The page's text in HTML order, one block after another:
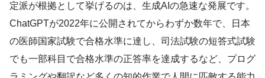
定派が根拠として挙げるのは、生成AIの急速な発展です。
ChatGPTが2022年に公開されてからわずか数年で、日本
の医師国家試験で合格水準に達し、司法試験の短答式試験
でも一部科目で合格水準の正答率を達成するなど、プログ